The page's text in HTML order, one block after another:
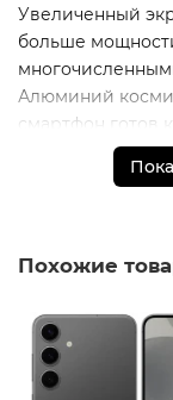
Увеличенный
больше
Алюминий
смартфон готов
защитой
легче, чем
Снимайте яркие,
мечты.
Расстояние и
значения.
Похожие